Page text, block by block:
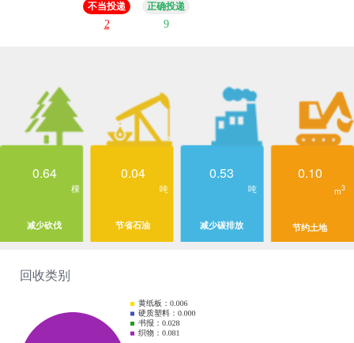
不当投递
2
正确投递
9
0.64
棵
减少砍伐
0.04
吨
节省石油
0.53
吨
减少碳排放
0.10
m3
节约土地
回收类别